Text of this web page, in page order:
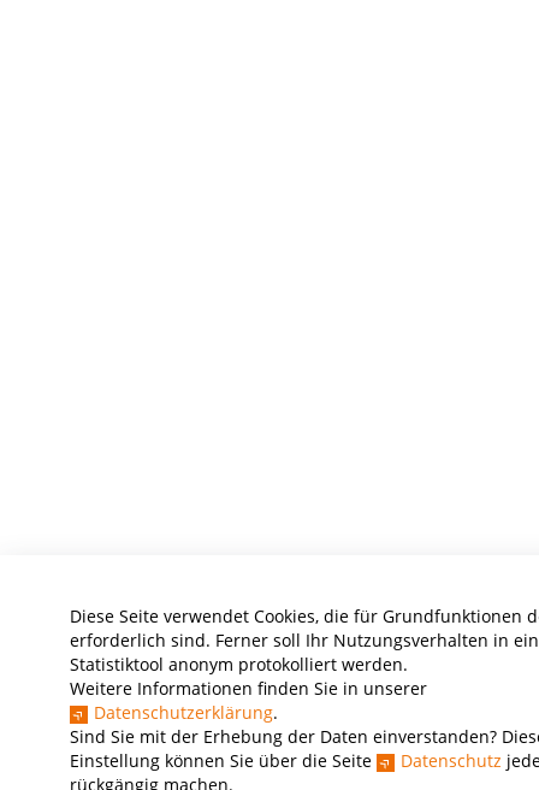
Diese Seite verwendet Cookies, die für Grundfunktionen
erforderlich sind. Ferner soll Ihr Nutzungsverhalten in
Statistiktool anonym protokolliert werden.
Weitere Informationen finden Sie in unserer
Datenschutzerklärung.
Sind Sie mit der Erhebung der Daten einverstanden?
Einstellung können Sie über die Seite
Datenschutz
rückgängig machen.